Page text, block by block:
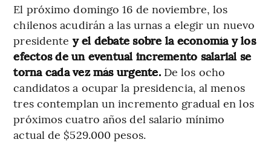
El próximo domingo 16 de noviembre, los
chilenos acudirán a las urnas a elegir un nuevo
presidente y el debate sobre la economía y los
efectos de un eventual incremento salarial se
torna cada vez más urgente.De los ocho
candidatos a ocupar la presidencia, al menos
tres contemplan un incremento gradual en los
próximos cuatro años del salario mínimo
actual de $529.000 pesos.